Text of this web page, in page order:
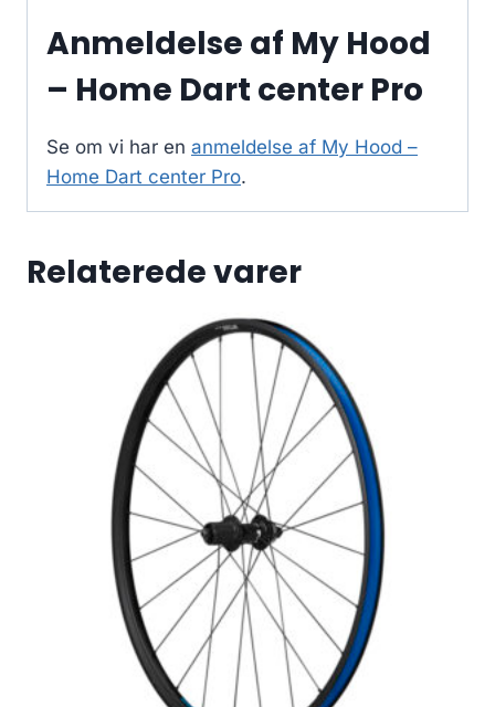
Anmeldelse af My Hood
– Home Dart center Pro
Se om vi har en anmeldelse af My Hood –
Home Dart center Pro.
Relaterede varer